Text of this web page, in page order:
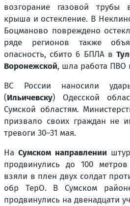
возгорание газовой трубы
крыша и остекление. В
Боцманово повреждено
ряде регионов также
опасность, сбито 6 БПЛА в
Воронежской, шла работа ПВО
ВС России наносили
(Ильичевску) Одесской
Сумской областям.
призвало своих граждан не
тревоги 30–31 мая.
НаСумском направлении
продвинулись до 100
взяли в плен двух солдат
обр ТерО. В Сумском
продвинулись на двенадцати